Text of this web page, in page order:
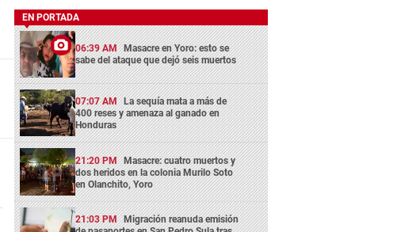
EN PORTADA
06:39 AM Masacre en Yoro: esto se
sabe del ataque que dejó seis muertos
07:07 AM La sequía mata a más de
400 reses y amenaza al ganado en
Honduras
21:20 PM Masacre: cuatro muertos y
dos heridos en la colonia Murilo Soto
en Olanchito, Yoro
21:03 PM Migración reanuda emisión